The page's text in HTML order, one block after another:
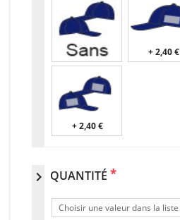
+ 2,40 €
+ 2,40 €
chevron_right QUANTITÉ *
Choisir une valeur dans la liste